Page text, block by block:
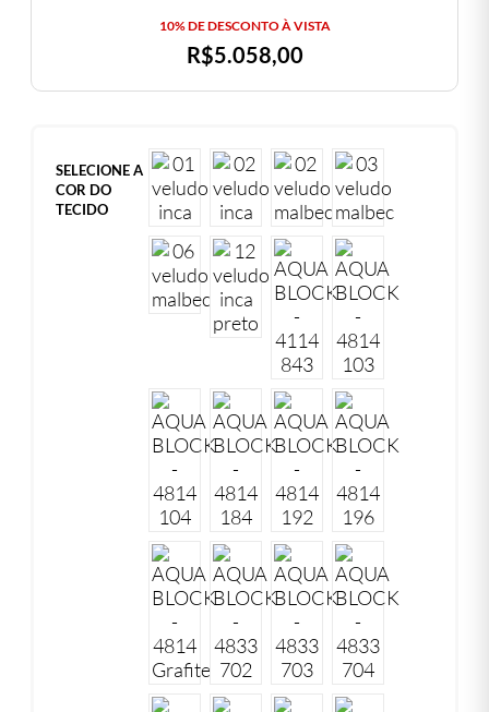
10% DE DESCONTO À VISTA
R$5.058,00
SELECIONE A
COR DO
TECIDO